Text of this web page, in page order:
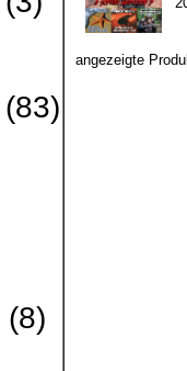
(83)
(8)
angezeigte